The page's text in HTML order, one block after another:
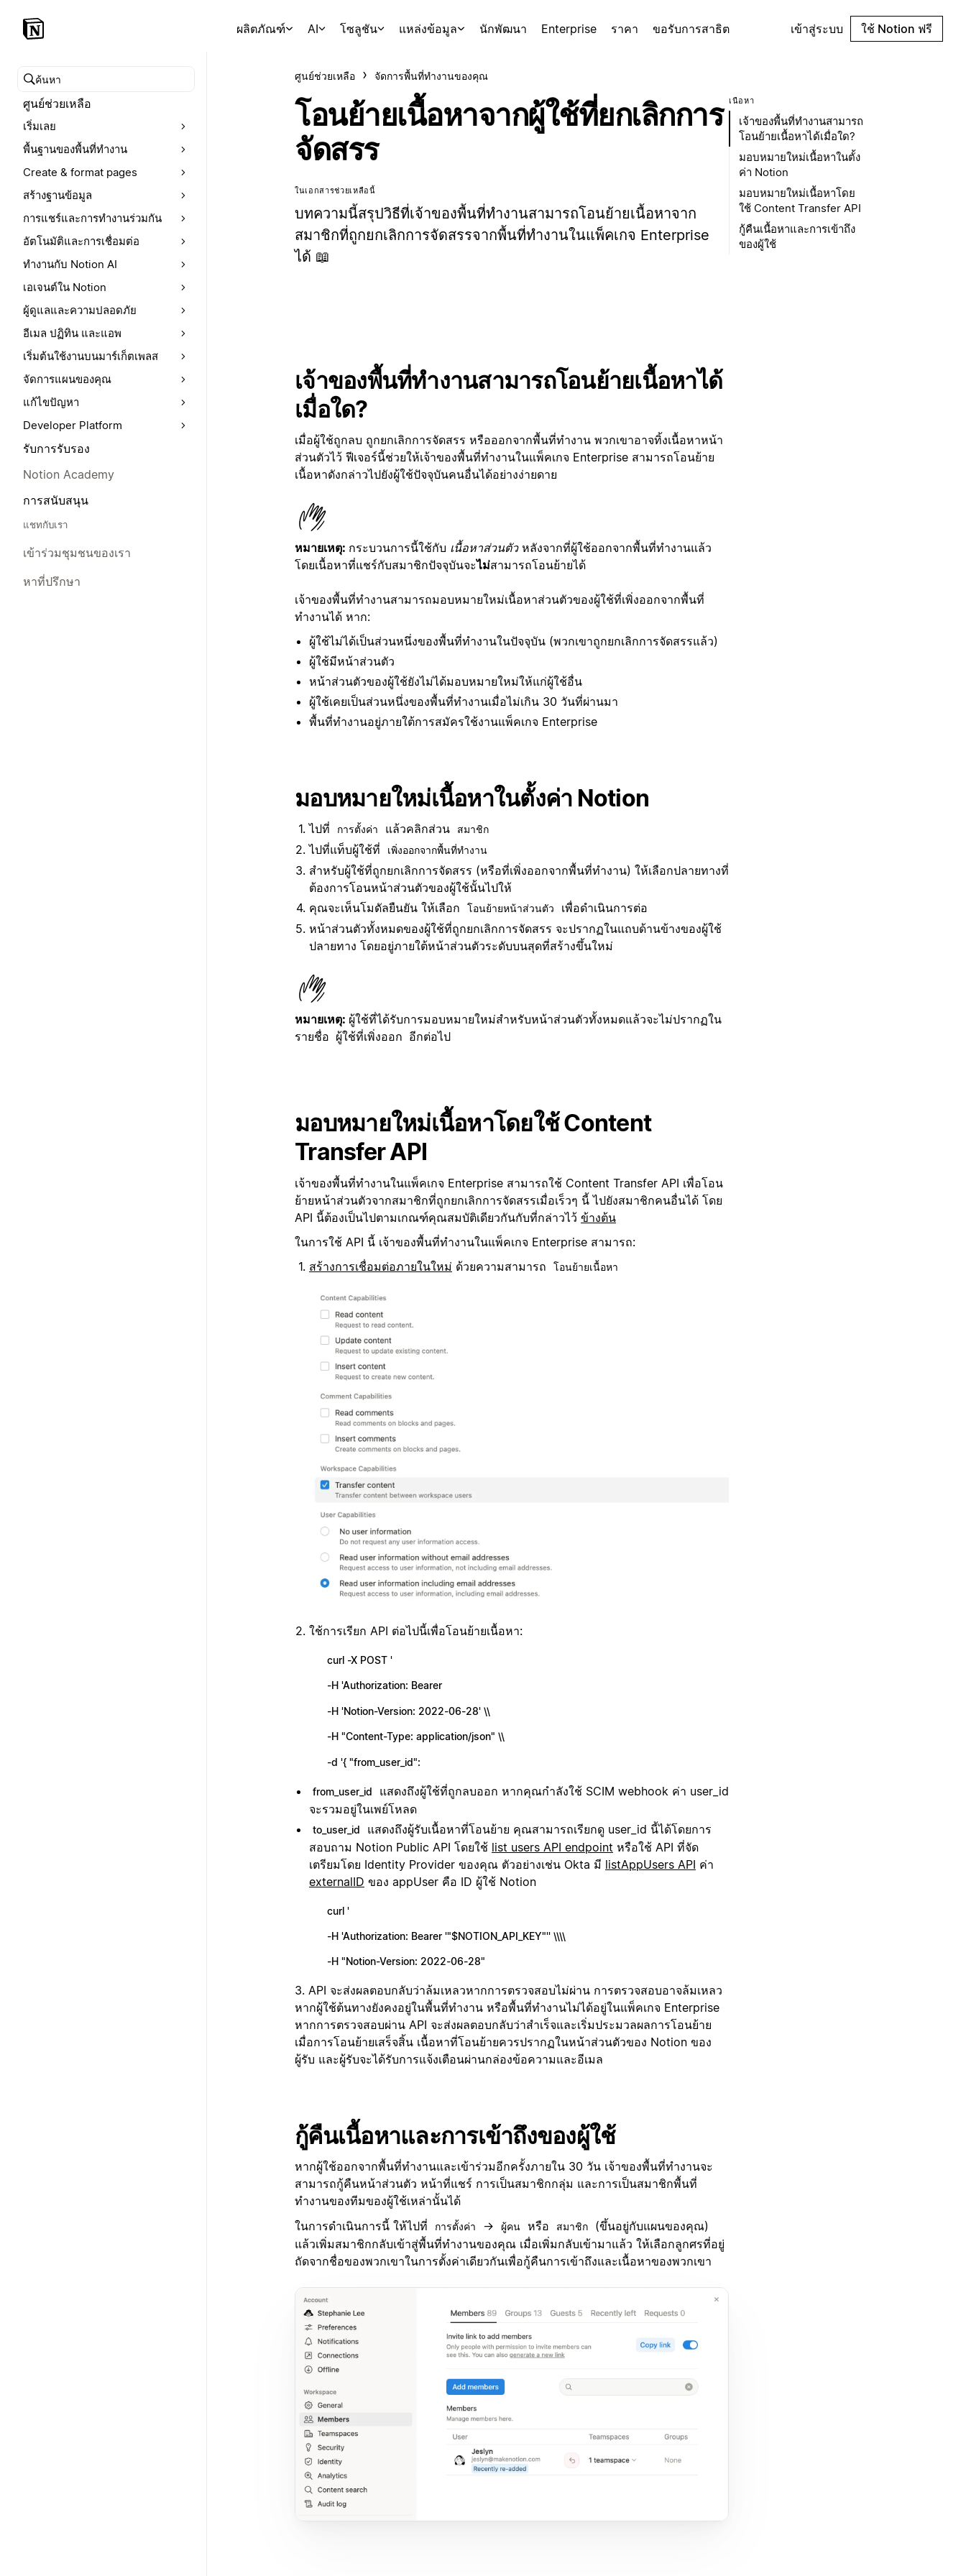
ผลิตภัณฑ์ AI โซลูชัน แหล่งข้อมูล นักพัฒนา Enterprise ราคา ขอรับการสาธิต เข้าสู่ระบบ ใช้ Notion ฟรี
ค้นหาศูนย์ช่วยเหลือ
ศูนย์ช่วยเหลือ
เริ่มเลย
พื้นฐานของพื้นที่ทำงาน
Create & format pages
สร้างฐานข้อมูล
การแชร์และการทำงานร่วมกัน
อัตโนมัติและการเชื่อมต่อ
ทำงานกับ Notion AI
เอเจนต์ใน Notion
ผู้ดูแลและความปลอดภัย
อีเมล ปฏิทิน และแอพ
เริ่มต้นใช้งานบนมาร์เก็ตเพลส
จัดการแผนของคุณ
แก้ไขปัญหา
Developer Platform
รับการรับรอง
Notion Academy
การสนับสนุน
แชทกับเรา
เข้าร่วมชุมชนของเรา
หาที่ปรึกษา
ศูนย์ช่วยเหลือ จัดการพื้นที่ทำงานของคุณ
โอนย้ายเนื้อหาจากผู้ใช้ที่ยกเลิกการ
จัดสรร
ในเอกสารช่วยเหลือนี้
บทความนี้สรุปวิธีที่เจ้าของพื้นที่ทำงานสามารถโอนย้ายเนื้อหาจาก
สมาชิกที่ถูกยกเลิกการจัดสรรจากพื้นที่ทำงานในแพ็คเกจ Enterprise
ได้ 📖
เจ้าของพื้นที่ทำงานสามารถโอนย้ายเนื้อหาได้
เมื่อใด?
เมื่อผู้ใช้ถูกลบ ถูกยกเลิกการจัดสรร หรือออกจากพื้นที่ทำงาน พวกเขาอาจทิ้งเนื้อหาหน้า
ส่วนตัวไว้ ฟีเจอร์นี้ช่วยให้เจ้าของพื้นที่ทำงานในแพ็คเกจ Enterprise สามารถโอนย้าย
เนื้อหาดังกล่าวไปยังผู้ใช้ปัจจุบันคนอื่นได้อย่างง่ายดาย
หมายเหตุ: กระบวนการนี้ใช้กับ เนื้อหาส่วนตัวหลังจากที่ผู้ใช้ออกจากพื้นที่ทำงานแล้ว
โดยเนื้อหาที่แชร์กับสมาชิกปัจจุบันจะไม่สามารถโอนย้ายได้
เจ้าของพื้นที่ทำงานสามารถมอบหมายใหม่เนื้อหาส่วนตัวของผู้ใช้ที่เพิ่งออกจากพื้นที่
ทำงานได้ หาก:
ผู้ใช้ไม่ได้เป็นส่วนหนึ่งของพื้นที่ทำงานในปัจจุบัน (พวกเขาถูกยกเลิกการจัดสรรแล้ว)
ผู้ใช้มีหน้าส่วนตัว
หน้าส่วนตัวของผู้ใช้ยังไม่ได้มอบหมายใหม่ให้แก่ผู้ใช้อื่น
ผู้ใช้เคยเป็นส่วนหนึ่งของพื้นที่ทำงานเมื่อไม่เกิน 30 วันที่ผ่านมา
พื้นที่ทำงานอยู่ภายใต้การสมัครใช้งานแพ็คเกจ Enterprise
มอบหมายใหม่เนื้อหาในตั้งค่า Notion
ไปที่ การตั้งค่า แล้วคลิกส่วน สมาชิก
ไปที่แท็บผู้ใช้ที่ เพิ่งออกจากพื้นที่ทำงาน
สำหรับผู้ใช้ที่ถูกยกเลิกการจัดสรร (หรือที่เพิ่งออกจากพื้นที่ทำงาน) ให้เลือกปลายทางที่
ต้องการโอนหน้าส่วนตัวของผู้ใช้นั้นไปให้
คุณจะเห็นโมดัลยืนยัน ให้เลือก
โอนย้ายหน้าส่วนตัว
เพื่อดำเนินการต่อ
หน้าส่วนตัวทั้งหมดของผู้ใช้ที่ถูกยกเลิกการจัดสรร จะปรากฏในแถบด้านข้างของผู้ใช้
ปลายทาง โดยอยู่ภายใต้หน้าส่วนตัวระดับบนสุดที่สร้างขึ้นใหม่
หมายเหตุ: ผู้ใช้ที่ได้รับการมอบหมายใหม่สำหรับหน้าส่วนตัวทั้งหมดแล้วจะไม่ปรากฏใน
รายชื่อ ผู้ใช้ที่เพิ่งออก อีกต่อไป
มอบหมายใหม่เนื้อหาโดยใช้ Content
Transfer API
เจ้าของพื้นที่ทำงานในแพ็คเกจ Enterprise สามารถใช้ Content Transfer API เพื่อโอน
ย้ายหน้าส่วนตัวจากสมาชิกที่ถูกยกเลิกการจัดสรรเมื่อเร็วๆ นี้ ไปยังสมาชิกคนอื่นได้ โดย
API นี้ต้องเป็นไปตามเกณฑ์คุณสมบัติเดียวกันกับที่กล่าวไว้ ข้างต้น
ในการใช้ API นี้ เจ้าของพื้นที่ทำงานในแพ็คเกจ Enterprise สามารถ:
สร้างการเชื่อมต่อภายในใหม่ ด้วยความสามารถ โอนย้ายเนื้อหา
ใช้การเรียก API ต่อไปนี้เพื่อโอนย้ายเนื้อหา:
curl -X POST '
-H 'Authorization: Bearer
-H 'Notion-Version: 2022-06-28' \\
-H "Content-Type: application/json" \\
-d '{ "from_user_id":
from_user_id
แสดงถึงผู้ใช้ที่ถูกลบออก หากคุณกำลังใช้ SCIM webhook ค่า user_id
จะรวมอยู่ในเพย์โหลด
to_user_id
แสดงถึงผู้รับเนื้อหาที่โอนย้าย คุณสามารถเรียกดู user_id นี้ได้โดยการ
สอบถาม Notion Public API โดยใช้ list users API endpoint หรือใช้ API ที่จัด
เตรียมโดย Identity Provider ของคุณ ตัวอย่างเช่น Okta มี listAppUsers API ค่า
externalID ของ appUser คือ ID ผู้ใช้ Notion
curl '
-H 'Authorization: Bearer '"$NOTION_API_KEY"'' \\\\
-H "Notion-Version: 2022-06-28"
3. API จะส่งผลตอบกลับว่าล้มเหลวหากการตรวจสอบไม่ผ่าน การตรวจสอบอาจล้มเหลว
หากผู้ใช้ต้นทางยังคงอยู่ในพื้นที่ทำงาน หรือพื้นที่ทำงานไม่ได้อยู่ในแพ็คเกจ Enterprise
หากการตรวจสอบผ่าน API จะส่งผลตอบกลับว่าสำเร็จและเริ่มประมวลผลการโอนย้าย
เมื่อการโอนย้ายเสร็จสิ้น เนื้อหาที่โอนย้ายควรปรากฏในหน้าส่วนตัวของ Notion ของ
ผู้รับ และผู้รับจะได้รับการแจ้งเตือนผ่านกล่องข้อความและอีเมล
กู้คืนเนื้อหาและการเข้าถึงของผู้ใช้
หากผู้ใช้ออกจากพื้นที่ทำงานและเข้าร่วมอีกครั้งภายใน 30 วัน เจ้าของพื้นที่ทำงานจะ
สามารถกู้คืนหน้าส่วนตัว หน้าที่แชร์ การเป็นสมาชิกกลุ่ม และการเป็นสมาชิกพื้นที่
ทำงานของทีมของผู้ใช้เหล่านั้นได้
ในการดำเนินการนี้ ให้ไปที่
การตั้งค่า → ผู้คน หรือ สมาชิก
(ขึ้นอยู่กับแผนของคุณ)
แล้วเพิ่มสมาชิกกลับเข้าสู่พื้นที่ทำงานของคุณ เมื่อเพิ่มกลับเข้ามาแล้ว ให้เลือกลูกศรที่อยู่
ถัดจากชื่อของพวกเขาในการตั้งค่าเดียวกันเพื่อกู้คืนการเข้าถึงและเนื้อหาของพวกเขา
เนื้อหา
เจ้าของพื้นที่ทำงานสามารถ
โอนย้ายเนื้อหาได้เมื่อใด?
มอบหมายใหม่เนื้อหาในตั้ง
ค่า Notion
มอบหมายใหม่เนื้อหาโดย
ใช้ Content Transfer API
กู้คืนเนื้อหาและการเข้าถึง
ของผู้ใช้